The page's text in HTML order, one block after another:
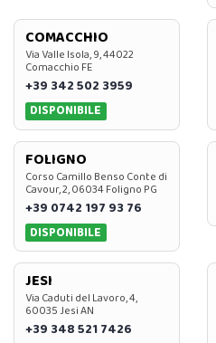
COMACCHIO
Via Valle Isola, 9, 44022
Comacchio FE
+39 342 502 3959
DISPONIBILE
FOLIGNO
Corso Camillo Benso Conte di
Cavour, 2, 06034 Foligno PG
+39 0742 197 93 76
DISPONIBILE
JESI
Via Caduti del Lavoro, 4,
60035 Jesi AN
+39 348 521 7426